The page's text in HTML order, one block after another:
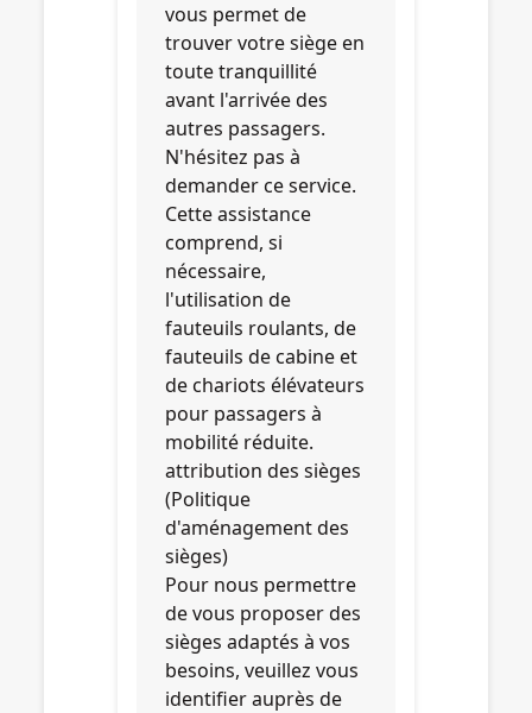
vous permet de
trouver votre siège en
toute tranquillité
avant l'arrivée des
autres passagers.
N'hésitez pas à
demander ce service.
Cette assistance
comprend, si
nécessaire,
l'utilisation de
fauteuils roulants, de
fauteuils de cabine et
de chariots élévateurs
pour passagers à
mobilité réduite.
attribution des sièges
(Politique
d'aménagement des
sièges)
Pour nous permettre
de vous proposer des
sièges adaptés à vos
besoins, veuillez vous
identifier auprès de